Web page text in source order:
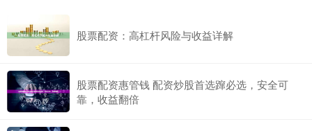
股票配资：高杠杆风险与收益详解
股票配资惠管钱 配资炒股首选蹿必选，安全可
靠，收益翻倍